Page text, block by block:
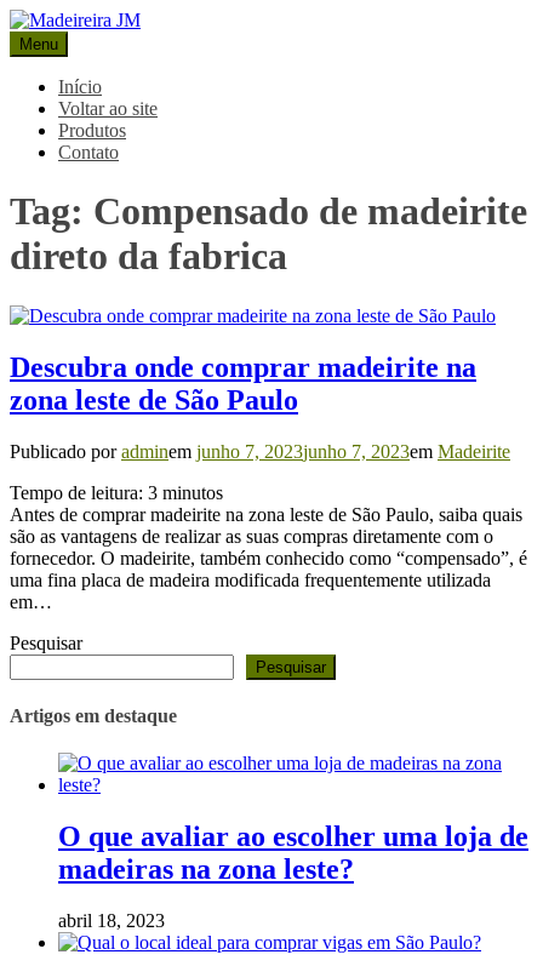
Pular
para
o
conteúdo
Madeireira JM
Blog Madeireira JM
Menu
Início
Voltar ao site
Produtos
Contato
Tag: Compensado de madeirite
direto da fabrica
Descubra onde comprar madeirite na
zona leste de São Paulo
Publicado poradminem junho 7, 2023junho 7, 2023em Madeirite
Tempo de leitura: 3 minutos
Antes de comprar madeirite na zona leste de São Paulo, saiba quais
são as vantagens de realizar as suas compras diretamente com o
fornecedor. O madeirite, também conhecido como “compensado”, é
uma fina placa de madeira modificada frequentemente utilizada
em…
Pesquisar
Pesquisar
Artigos em destaque
O que avaliar ao escolher uma loja de
madeiras na zona leste?
abril 18, 2023